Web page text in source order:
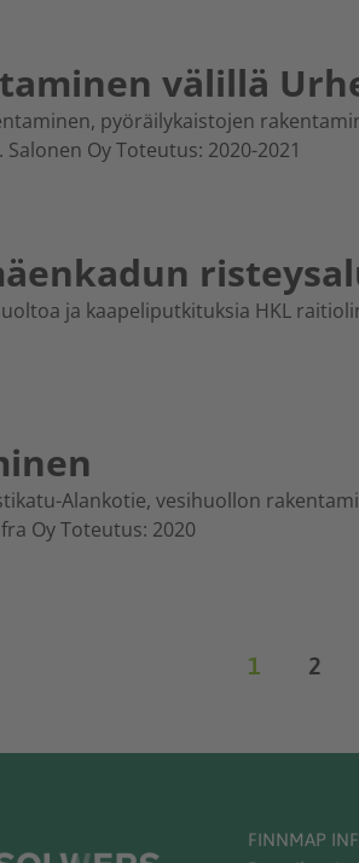
välillä
pyöräilykaistojen
Oy Toteutus: 2020-2021
ja kaapeliputkituksia HKL
Alankotie, vesihuollon
Oy Toteutus: 2020
1 2
FINNMAP